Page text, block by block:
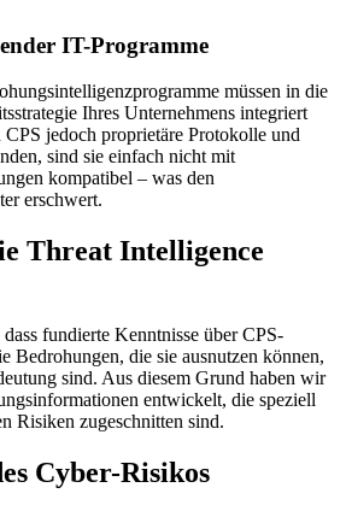
IT-Programme
müssen in die
Ihres Unternehmens integriert
jedoch proprietäre Protokolle und
sind sie einfach nicht mit
kompatibel – was den
erschwert.
Threat Intelligence
fundierte Kenntnisse über CPS-
Bedrohungen, die sie ausnutzen können,
sind. Aus diesem Grund haben wir
entwickelt, die speziell
Risiken zugeschnitten sind.
Cyber-Risikos